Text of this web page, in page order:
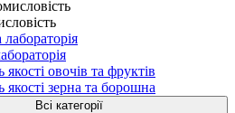
овочів та фруктів
якості зерна та борошна
Всі категорії